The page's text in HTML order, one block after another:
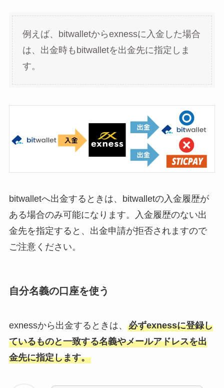
例えば、bitwalletからexnessに入金した場合
は、出金時もbitwalletを出金先に指定しま
す。
bitwalletへ出金するときは、bitwalletの入金履歴が
ある場合のみ可能になります。入金履歴のない出
金先を指定すると、出金申請が拒否されますので
ご注意ください。
自分名義の口座を使う
exnessから出金するときは、 必ずexnessに登録し
ているものと一致する名義やメールアドレスを出
金先に指定します。